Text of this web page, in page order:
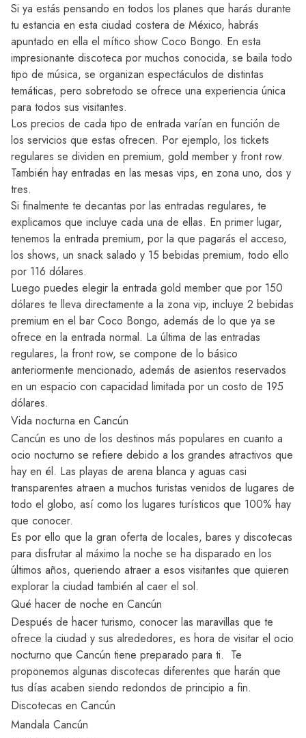
Si ya estás pensando en todos los planes que harás durante
tu estancia en esta ciudad costera de México, habrás
apuntado en ella el mítico show Coco Bongo. En esta
impresionante discoteca por muchos conocida, se baila todo
tipo de música, se organizan espectáculos de distintas
temáticas, pero sobretodo se ofrece una experiencia única
para todos sus visitantes.
Los precios de cada tipo de entrada varían en función de
los servicios que estas ofrecen. Por ejemplo, los tickets
regulares se dividen en premium, gold member y front row.
También hay entradas en las mesas vips, en zona uno, dos y
tres.
Si finalmente te decantas por las entradas regulares, te
explicamos que incluye cada una de ellas. En primer lugar,
tenemos la entrada premium, por la que pagarás el acceso,
los shows, un snack salado y 15 bebidas premium, todo ello
por 116 dólares.
Luego puedes elegir la entrada gold member que por 150
dólares te lleva directamente a la zona vip, incluye 2 bebidas
premium en el bar Coco Bongo, además de lo que ya se
ofrece en la entrada normal. La última de las entradas
regulares, la front row, se compone de lo básico
anteriormente mencionado, además de asientos reservados
en un espacio con capacidad limitada por un costo de 195
dólares.
Vida nocturna en Cancún
Cancún es uno de los destinos más populares en cuanto a
ocio nocturno se refiere debido a los grandes atractivos que
hay en él. Las playas de arena blanca y aguas casi
transparentes atraen a muchos turistas venidos de lugares de
todo el globo, así como los lugares turísticos que 100% hay
que conocer.
Es por ello que la gran oferta de locales, bares y discotecas
para disfrutar al máximo la noche se ha disparado en los
últimos años, queriendo atraer a esos visitantes que quieren
explorar la ciudad también al caer el sol.
Qué hacer de noche en Cancún
Después de hacer turismo, conocer las maravillas que te
ofrece la ciudad y sus alrededores, es hora de visitar el ocio
nocturno que Cancún tiene preparado para ti. Te
proponemos algunas discotecas diferentes que harán que
tus días acaben siendo redondos de principio a fin.
Discotecas en Cancún
Mandala Cancún